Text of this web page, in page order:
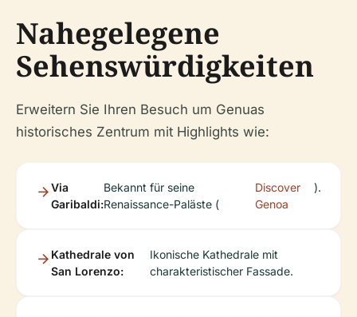
Nahegelegene
Sehenswürdigkeiten
Erweitern Sie Ihren Besuch um Genuas
historisches Zentrum mit Highlights wie:
Via
Garibaldi:
Bekannt für seine
Renaissance-Paläste (
Discover
Genoa
).
Kathedrale von
San Lorenzo:
Ikonische Kathedrale mit
charakteristischer Fassade.